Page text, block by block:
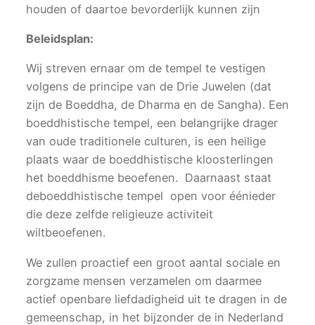
houden of daartoe bevorderlijk kunnen zijn
Beleidsplan:
Wij streven ernaar om de tempel te vestigen
volgens de principe van de Drie Juwelen (dat
zijn de Boeddha, de Dharma en de Sangha). Een
boeddhistische tempel, een belangrijke drager
van oude traditionele culturen, is een heilige
plaats waar de boeddhistische kloosterlingen
het boeddhisme beoefenen. Daarnaast staat
deboeddhistische tempel open voor éénieder
die deze zelfde religieuze activiteit
wiltbeoefenen.
We zullen proactief een groot aantal sociale en
zorgzame mensen verzamelen om daarmee
actief openbare liefdadigheid uit te dragen in de
gemeenschap, in het bijzonder de in Nederland